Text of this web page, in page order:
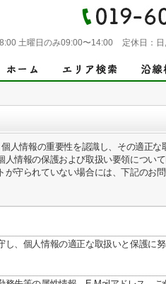
土曜日のみ09:00〜14:00 定休日：
人情報の重要性を認識し、その適正な
情報の保護および取扱い要領につい
守られていない場合には、下記のお
、個人情報の適正な取扱いと保護に努